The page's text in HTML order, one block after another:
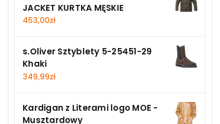
JACKET KURTKA MĘSKIE
453,00zł
s.Oliver Sztyblety 5-25451-29
Khaki
349,99zł
Kardigan z Literami logo MOE -
Musztardowy